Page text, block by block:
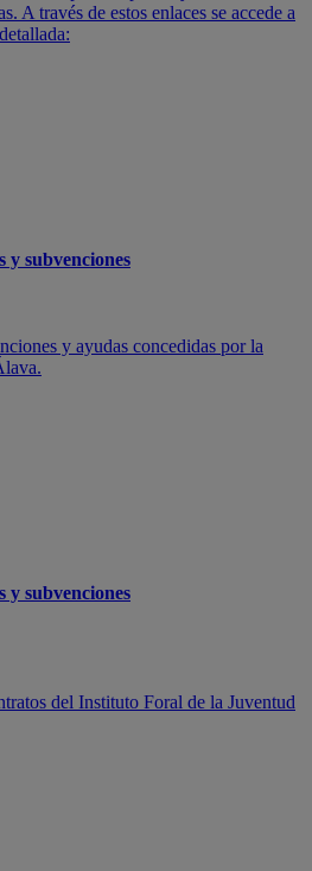
A través de estos enlaces se accede a
y subvenciones
y ayudas concedidas por la
y subvenciones
del Instituto Foral de la Juventud